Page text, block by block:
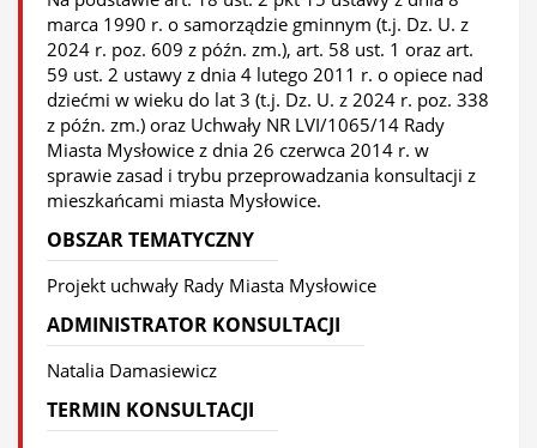
marca 1990 r. o samorządzie gminnym (t.j. Dz. U. z
2024 r. poz. 609 z późn. zm.), art. 58 ust. 1 oraz art.
59 ust. 2 ustawy z dnia 4 lutego 2011 r. o opiece nad
dziećmi w wieku do lat 3 (t.j. Dz. U. z 2024 r. poz. 338
z późn. zm.) oraz Uchwały NR LVI/1065/14 Rady
Miasta Mysłowice z dnia 26 czerwca 2014 r. w
sprawie zasad i trybu przeprowadzania konsultacji z
mieszkańcami miasta Mysłowice.
OBSZAR TEMATYCZNY
Projekt uchwały Rady Miasta Mysłowice
ADMINISTRATOR KONSULTACJI
Natalia Damasiewicz
TERMIN KONSULTACJI